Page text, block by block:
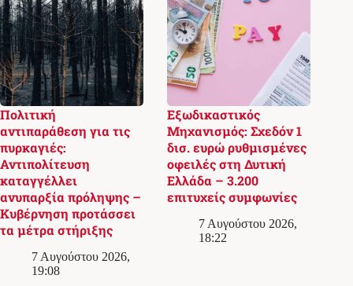
Πολιτική
αντιπαράθεση για τις
πυρκαγιές:
Αντιπολίτευση
καταγγέλλει
ανυπαρξία πρόληψης –
Κυβέρνηση προτάσσει
τα μέτρα στήριξης
7 Αυγούστου 2026,
19:08
Εξωδικαστικός
Μηχανισμός: Σχεδόν 1
δισ. ευρώ ρυθμισμένες
οφειλές στη Δυτική
Ελλάδα – 3.200
επιτυχείς συμφωνίες
7 Αυγούστου 2026,
18:22